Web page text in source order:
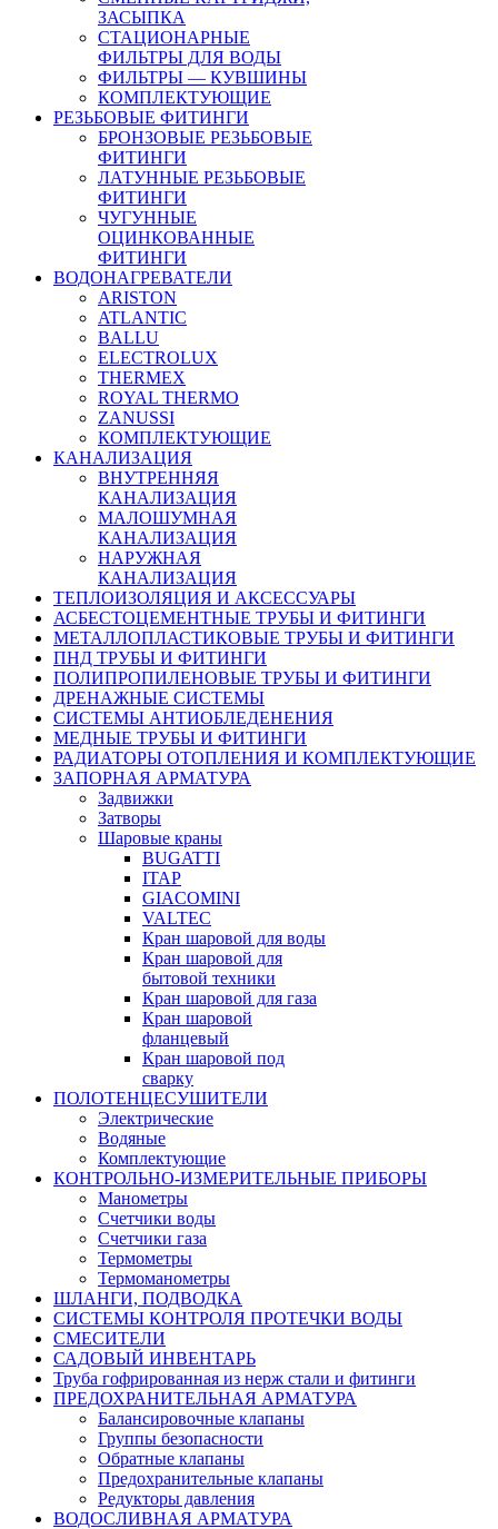
ЗАСЫПКА
СТАЦИОНАРНЫЕ
ФИЛЬТРЫ ДЛЯ ВОДЫ
ФИЛЬТРЫ — КУВШИНЫ
КОМПЛЕКТУЮЩИЕ
РЕЗЬБОВЫЕ ФИТИНГИ
БРОНЗОВЫЕ РЕЗЬБОВЫЕ
ФИТИНГИ
ЛАТУННЫЕ РЕЗЬБОВЫЕ
ФИТИНГИ
ЧУГУННЫЕ
ОЦИНКОВАННЫЕ
ФИТИНГИ
ВОДОНАГРЕВАТЕЛИ
ARISTON
ATLANTIC
BALLU
ELECTROLUX
THERMEX
ROYAL THERMO
ZANUSSI
КОМПЛЕКТУЮЩИЕ
КАНАЛИЗАЦИЯ
ВНУТРЕННЯЯ
КАНАЛИЗАЦИЯ
МАЛОШУМНАЯ
КАНАЛИЗАЦИЯ
НАРУЖНАЯ
КАНАЛИЗАЦИЯ
ТЕПЛОИЗОЛЯЦИЯ И АКСЕССУАРЫ
АСБЕСТОЦЕМЕНТНЫЕ ТРУБЫ И ФИТИНГИ
МЕТАЛЛОПЛАСТИКОВЫЕ ТРУБЫ И ФИТИНГИ
ПНД ТРУБЫ И ФИТИНГИ
ПОЛИПРОПИЛЕНОВЫЕ ТРУБЫ И ФИТИНГИ
ДРЕНАЖНЫЕ СИСТЕМЫ
СИСТЕМЫ АНТИОБЛЕДЕНЕНИЯ
МЕДНЫЕ ТРУБЫ И ФИТИНГИ
РАДИАТОРЫ ОТОПЛЕНИЯ И КОМПЛЕКТУЮЩИЕ
ЗАПОРНАЯ АРМАТУРА
Задвижки
Затворы
Шаровые краны
BUGATTI
ITAP
GIACOMINI
VALTEC
Кран шаровой для воды
Кран шаровой для
бытовой техники
Кран шаровой для газа
Кран шаровой
фланцевый
Кран шаровой под
сварку
ПОЛОТЕНЦЕСУШИТЕЛИ
Электрические
Водяные
Комплектующие
КОНТРОЛЬНО-ИЗМЕРИТЕЛЬНЫЕ ПРИБОРЫ
Манометры
Счетчики воды
Счетчики газа
Термометры
Термоманометры
ШЛАНГИ, ПОДВОДКА
СИСТЕМЫ КОНТРОЛЯ ПРОТЕЧКИ ВОДЫ
СМЕСИТЕЛИ
САДОВЫЙ ИНВЕНТАРЬ
Труба гофрированная из нерж стали и фитинги
ПРЕДОХРАНИТЕЛЬНАЯ АРМАТУРА
Балансировочные клапаны
Группы безопасности
Обратные клапаны
Предохранительные клапаны
Редукторы давления
ВОДОСЛИВНАЯ АРМАТУРА